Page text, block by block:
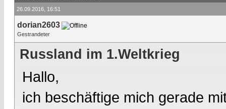
26.09.2016, 16:51
dorian2603
Gestrandeter
Russland im 1.Weltkrieg
Hallo,
ich beschäftige mich gerade